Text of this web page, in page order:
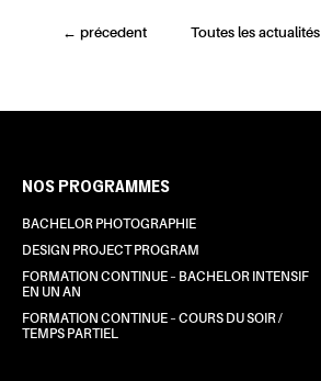
← précedent Toutes les actualités
NOS PROGRAMMES
BACHELOR PHOTOGRAPHIE
DESIGN PROJECT PROGRAM
FORMATION CONTINUE – BACHELOR INTENSIF
EN UN AN
FORMATION CONTINUE – COURS DU SOIR /
TEMPS PARTIEL